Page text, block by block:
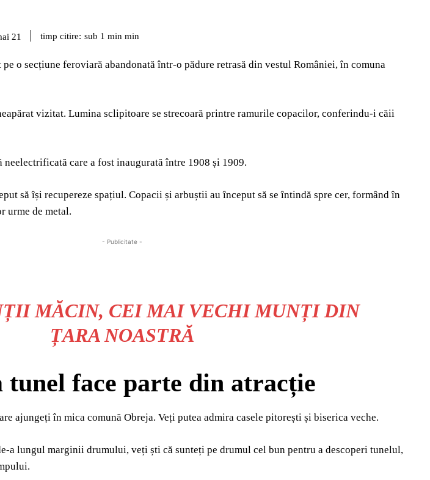
21 timp citire: sub 1 min min
o secțiune feroviară abandonată într-o pădure retrasă din vestul României, în comuna
vizitat. Lumina sclipitoare se strecoară printre ramurile copacilor, conferindu-i căii
neelectrificată care a fost inaugurată între 1908 și 1909.
să își recupereze spațiul. Copacii și arbuștii au început să se întindă spre cer, formând în
urme de metal.
- Publicitate -
MĂCIN, CEI MAI VECHI MUNȚI DIN
ȚARA NOASTRĂ
face parte din atracție
ajungeți în mica comună Obreja. Veți putea admira casele pitorești și biserica veche.
a lungul marginii drumului, veți ști că sunteți pe drumul cel bun pentru a descoperi tunelul,